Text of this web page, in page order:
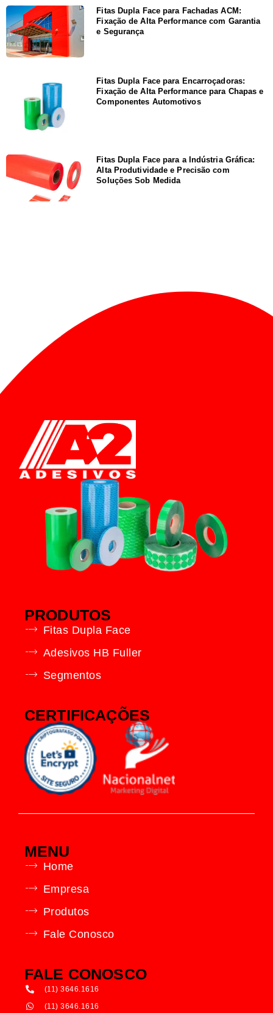
Fitas Dupla Face para Fachadas ACM:
Fixação de Alta Performance com Garantia
e Segurança
Fitas Dupla Face para Encarroçadoras:
Fixação de Alta Performance para Chapas e
Componentes Automotivos
Fitas Dupla Face para a Indústria Gráfica:
Alta Produtividade e Precisão com
Soluções Sob Medida
PRODUTOS
Fitas Dupla Face
Adesivos HB Fuller
Segmentos
CERTIFICAÇÕES
MENU
Home
Empresa
Produtos
Fale Conosco
FALE CONOSCO
(11) 3646.1616
(11) 3646.1616